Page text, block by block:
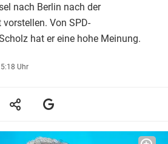
nach Berlin nach der
Von SPD-
hat er eine hohe Meinung.
Uhr